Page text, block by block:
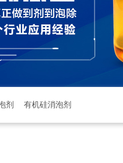
剂 有机硅消泡剂